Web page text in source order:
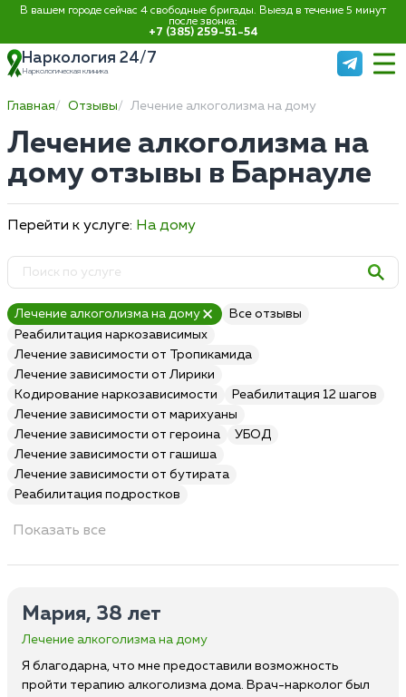
В вашем городе сейчас 4 свободные бригады. Выезд в течение 5 минут
после звонка:
+7 (385) 259-51-54
Наркология 24/7
Наркологическая клиника
Главная Отзывы Лечение алкоголизма на дому
Лечение алкоголизма на
дому отзывы в Барнауле
Перейти к услуге: На дому
Лечение алкоголизма на дому
Все отзывы
Реабилитация наркозависимых
Лечение зависимости от Тропикамида
Лечение зависимости от Лирики
Кодирование наркозависимости
Реабилитация 12 шагов
Лечение зависимости от марихуаны
Лечение зависимости от героина
УБОД
Лечение зависимости от гашиша
Лечение зависимости от бутирата
Реабилитация подростков
Показать все
Мария, 38 лет
Лечение алкоголизма на дому
Я благодарна, что мне предоставили возможность
пройти терапию алкоголизма дома. Врач-нарколог был